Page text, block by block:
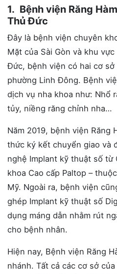
1. Bệnh viện Răng
Thủ Đức
Đây là bệnh viện chuyên
Mặt của Sài Gòn và khu
Đức, bệnh viện có hai cơ sở
phường Linh Đông. Bệnh
dịch vụ nha khoa như: Nhổ
tủy, niềng răng chỉnh nha…
Năm 2019, bệnh viện Răng
thức ký kết chuyển giao và
nghệ Implant kỹ thuật số từ
khoa Cao cấp Paltop –
Mỹ. Ngoài ra, bệnh viện
ghép Implant kỹ thuật số
dụng máng dẫn nhằm rút
cho bệnh nhân.
Hiện nay, Bệnh viện Răng
nhánh. Tất cả các cơ sở